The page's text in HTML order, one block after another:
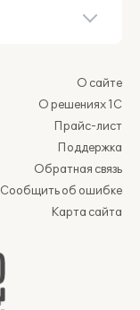
О сайте
О решениях 1С
Прайс-лист
Поддержка
Обратная связь
Сообщить об ошибке
Карта сайта